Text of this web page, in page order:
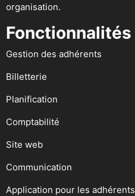
organisation.
Fonctionnalités
Gestion des adhérents
Billetterie
Planification
Comptabilité
Site web
Communication
Application pour les adhérents